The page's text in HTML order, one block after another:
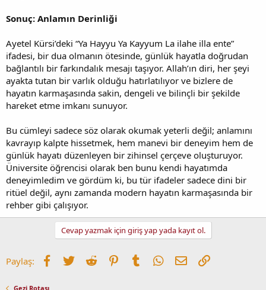
Sonuç: Anlamın Derinliği
Ayetel Kürsi’deki “Ya Hayyu Ya Kayyum La ilahe illa ente”
ifadesi, bir dua olmanın ötesinde, günlük hayatla doğrudan
bağlantılı bir farkındalık mesajı taşıyor. Allah’ın diri, her şeyi
ayakta tutan bir varlık olduğu hatırlatılıyor ve bizlere de
hayatın karmaşasında sakin, dengeli ve bilinçli bir şekilde
hareket etme imkanı sunuyor.
Bu cümleyi sadece söz olarak okumak yeterli değil; anlamını
kavrayıp kalpte hissetmek, hem manevi bir deneyim hem de
günlük hayatı düzenleyen bir zihinsel çerçeve oluşturuyor.
Üniversite öğrencisi olarak ben bunu kendi hayatımda
deneyimledim ve gördüm ki, bu tür ifadeler sadece dini bir
ritüel değil, aynı zamanda modern hayatın karmaşasında bir
rehber gibi çalışıyor.
Cevap yazmak için giriş yap yada kayıt ol.
Paylaş: Facebook
TwitterReddit PinterestTumblrWhatsApp
E-postaLink
Gezi Rotası